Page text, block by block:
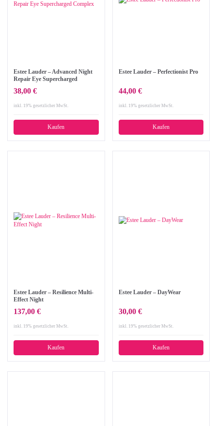
Estee Lauder – Advanced Night
Repair Eye Supercharged
38,00 €
inkl. 19% gesetzlicher MwSt.
Kaufen
Estee Lauder – Perfectionist Pro
44,00 €
inkl. 19% gesetzlicher MwSt.
Kaufen
Estee Lauder – Resilience Multi-
Effect Night
137,00 €
inkl. 19% gesetzlicher MwSt.
Kaufen
Estee Lauder – DayWear
30,00 €
inkl. 19% gesetzlicher MwSt.
Kaufen